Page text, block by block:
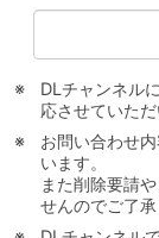
DLチャンネル
応させていただ
お問い合わせ
います。
また削除要請
せんのでご了承